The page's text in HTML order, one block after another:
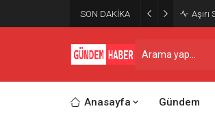
SON DAKİKA Aşırı
Anasayfa Gündem